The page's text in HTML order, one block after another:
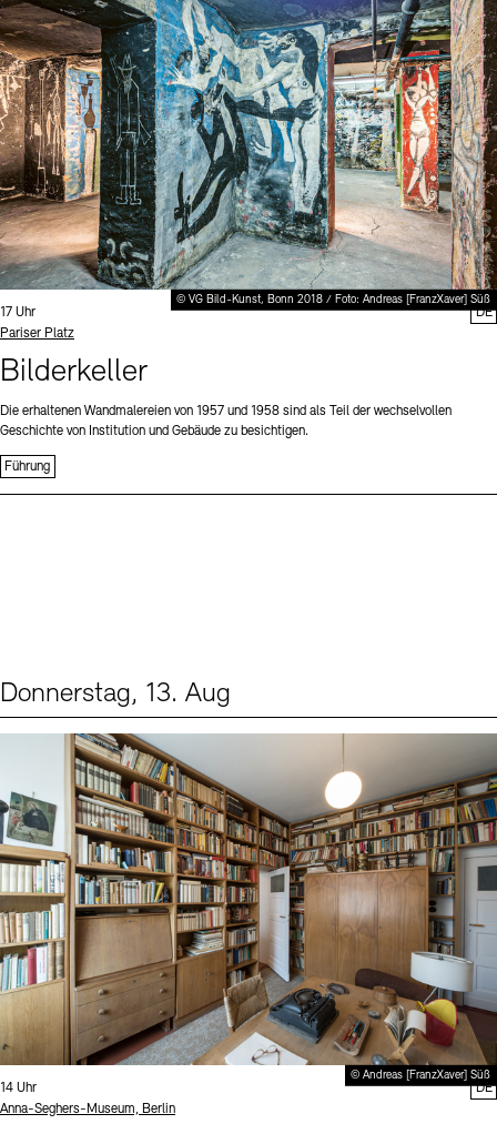
Stellenangebote Newsletter Presse
Nachhaltigkeit Kontakt
Digitale Sammlungen Exil-Archive
© VG Bild-Kunst, Bonn 2018 / Foto: Andreas [FranzXaver] Süß
Uhrzeit:
17 Uhr
Standort
Pariser Platz
Bilderkeller
Die erhaltenen Wandmalereien von 1957 und 1958 sind als Teil der wechselvollen
Geschichte von Institution und Gebäude zu besichtigen.
Führung
DE
Donnerstag, 13. Aug
© Andreas [FranzXaver] Süß
Uhrzeit:
14 Uhr
Standort
Anna-Seghers-Museum, Berlin
DE